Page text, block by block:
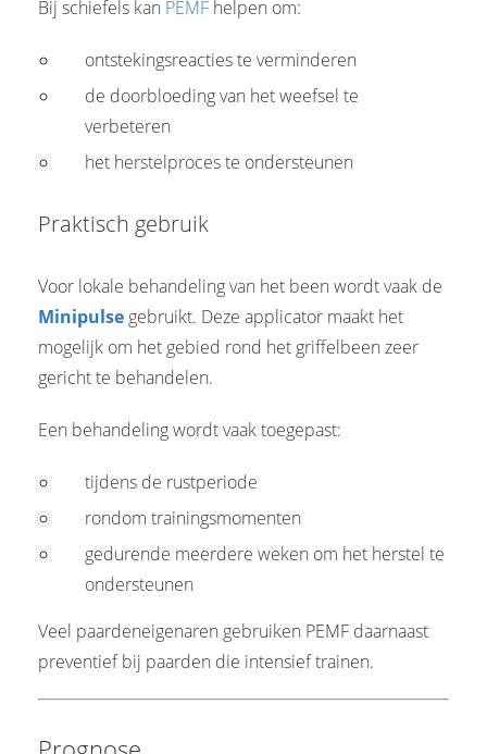
Bij schiefels kan PEMF helpen om:
ontstekingsreacties te verminderen
de doorbloeding van het weefsel te
verbeteren
het herstelproces te ondersteunen
Praktisch gebruik
Voor lokale behandeling van het been wordt vaak de
Minipulse gebruikt. Deze applicator maakt het
mogelijk om het gebied rond het griffelbeen zeer
gericht te behandelen.
Een behandeling wordt vaak toegepast:
tijdens de rustperiode
rondom trainingsmomenten
gedurende meerdere weken om het herstel te
ondersteunen
Veel paardeneigenaren gebruiken PEMF daarnaast
preventief bij paarden die intensief trainen.